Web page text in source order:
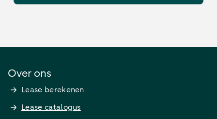
Over ons
Lease berekenen
Lease catalogus